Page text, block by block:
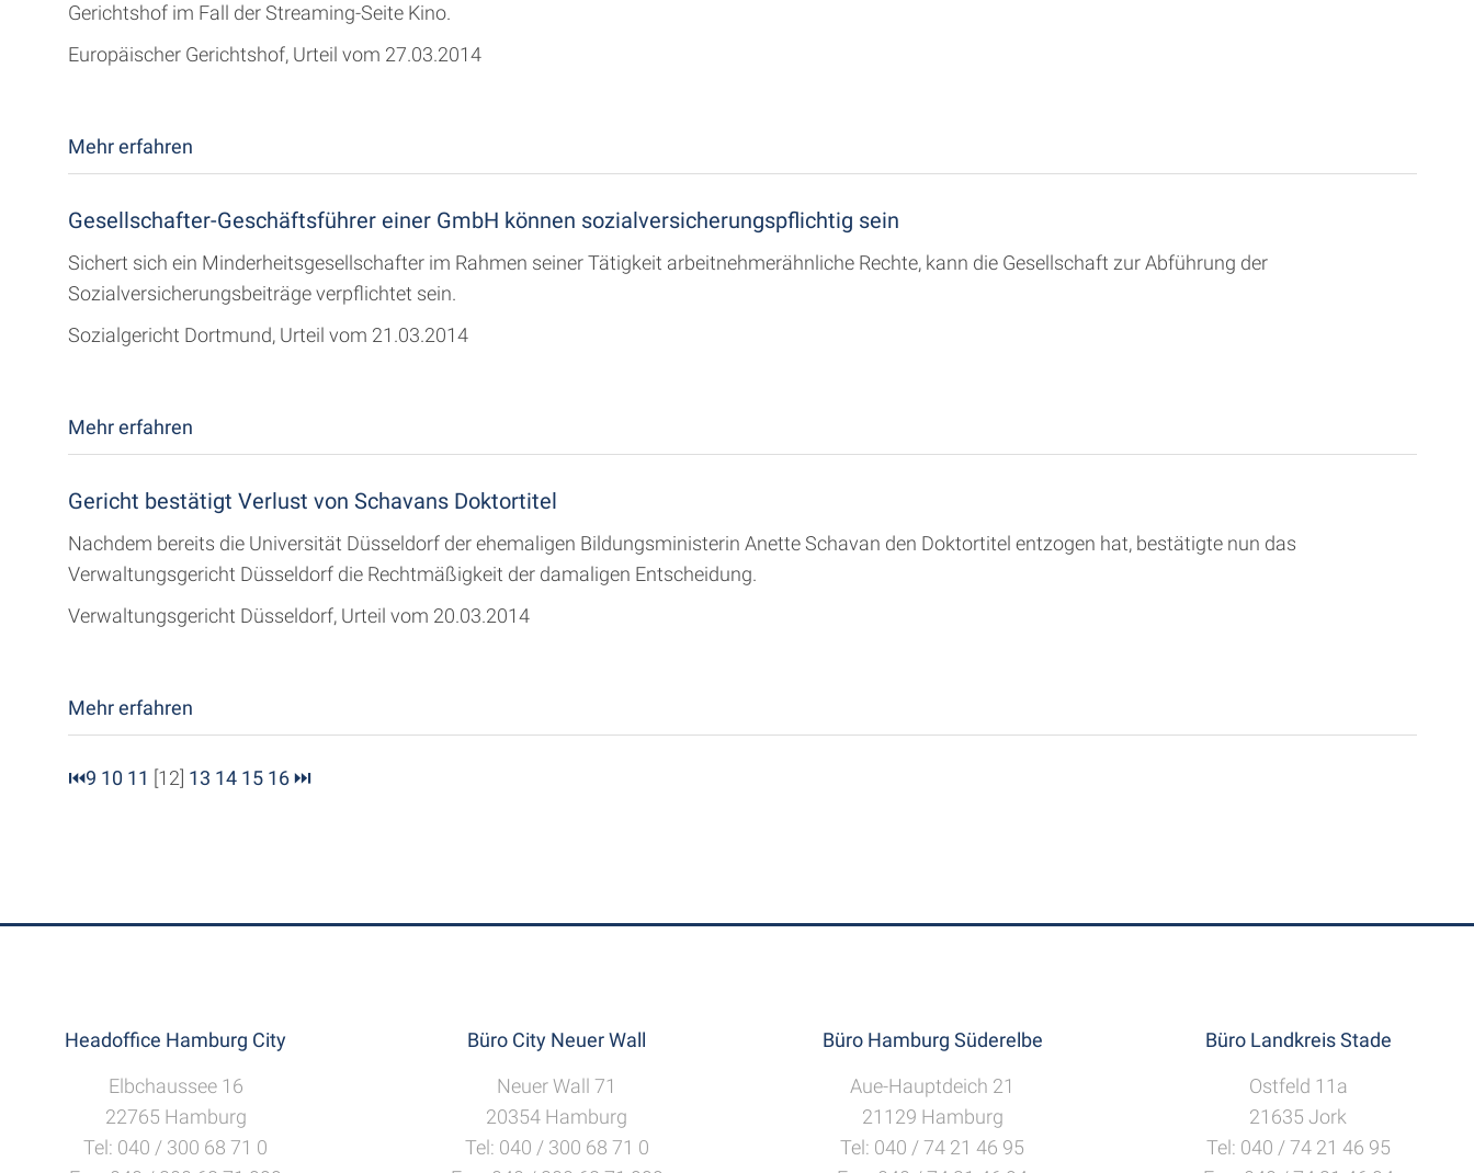
Gerichtshof im Fall der Streaming-Seite Kino.
Europäischer Gerichtshof, Urteil vom 27.03.2014
Mehr erfahren
Gesellschafter-Geschäftsführer einer GmbH können sozialversicherungspflichtig sein
Sichert sich ein Minderheitsgesellschafter im Rahmen seiner Tätigkeit arbeitnehmerähnliche Rechte, kann die Gesellschaft zur Abführung der
Sozialversicherungsbeiträge verpflichtet sein.
Sozialgericht Dortmund, Urteil vom 21.03.2014
Mehr erfahren
Gericht bestätigt Verlust von Schavans Doktortitel
Nachdem bereits die Universität Düsseldorf der ehemaligen Bildungsministerin Anette Schavan den Doktortitel entzogen hat, bestätigte nun das
Verwaltungsgericht Düsseldorf die Rechtmäßigkeit der damaligen Entscheidung.
Verwaltungsgericht Düsseldorf, Urteil vom 20.03.2014
Mehr erfahren
⏮9 10 11 [12] 13 14 15 16⏭
Headoffice Hamburg City
Elbchaussee 16
22765 Hamburg
Tel: 040 / 300 68 71 0
Büro City Neuer Wall
Neuer Wall 71
20354 Hamburg
Tel: 040 / 300 68 71 0
Büro Hamburg Süderelbe
Aue-Hauptdeich 21
21129 Hamburg
Tel: 040 / 74 21 46 95
Büro Landkreis Stade
Ostfeld 11a
21635 Jork
Tel: 040 / 74 21 46 95